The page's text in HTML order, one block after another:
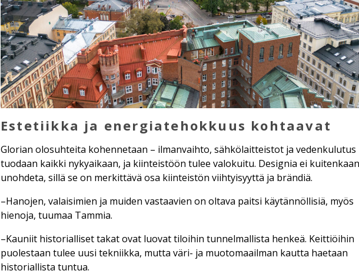
Estetiikka ja energiatehokkuus kohtaavat
Glorian olosuhteita kohennetaan – ilmanvaihto, sähkölaitteistot ja vedenkulutus
tuodaan kaikki nykyaikaan, ja kiinteistöön tulee valokuitu. Designia ei kuitenkaan
unohdeta, sillä se on merkittävä osa kiinteistön viihtyisyyttä ja brändiä.
–Hanojen, valaisimien ja muiden vastaavien on oltava paitsi käytännöllisiä, myös
hienoja, tuumaa Tammia.
–Kauniit historialliset takat ovat luovat tiloihin tunnelmallista henkeä. Keittiöihin
puolestaan tulee uusi tekniikka, mutta väri- ja muotomaailman kautta haetaan
historiallista tuntua.